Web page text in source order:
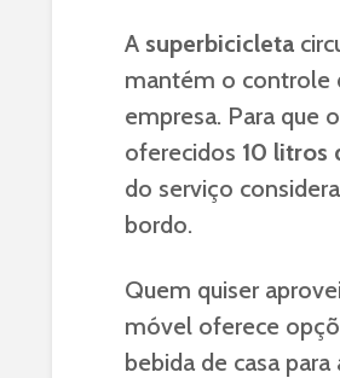
A superbicicleta
mantém o controle
empresa. Para que
oferecidos 10 litros
do serviço
bordo.
Quem quiser
móvel oferece
bebida de casa